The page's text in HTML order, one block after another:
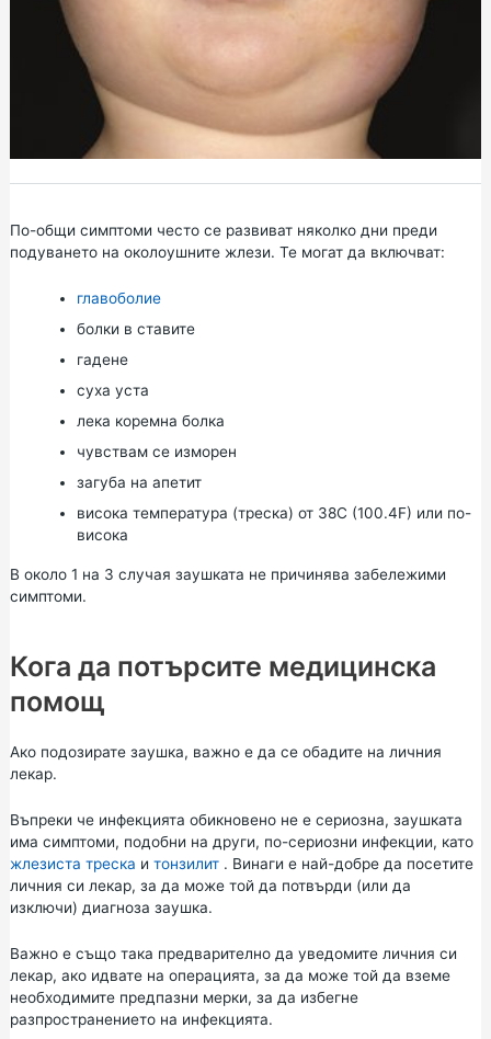
По-общи симптоми често се развиват няколко дни преди
подуването на околоушните жлези. Те могат да включват:
главоболие
болки в ставите
гадене
суха уста
лека коремна болка
чувствам се изморен
загуба на апетит
висока температура (треска) от 38C (100.4F) или по-
висока
В около 1 на 3 случая заушката не причинява забележими
симптоми.
Кога да потърсите медицинска
помощ
Ако подозирате заушка, важно е да се обадите на личния
лекар.
Въпреки че инфекцията обикновено не е сериозна, заушката
има симптоми, подобни на други, по-сериозни инфекции, като
жлезиста треска и тонзилит. Винаги е най-добре да посетите
личния си лекар, за да може той да потвърди (или да
изключи) диагноза заушка.
Важно е също така предварително да уведомите личния си
лекар, ако идвате на операцията, за да може той да вземе
необходимите предпазни мерки, за да избегне
разпространението на инфекцията.